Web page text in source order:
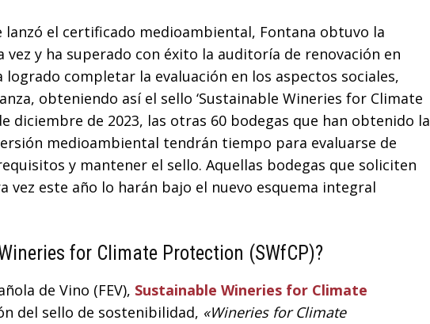
lanzó el certificado medioambiental, Fontana obtuvo la
y ha superado con éxito la auditoría de renovación en
logrado completar la evaluación en los aspectos sociales,
obteniendo así el sello ‘Sustainable Wineries for Climate
diciembre de 2023, las otras 60 bodegas que han obtenido la
medioambiental tendrán tiempo para evaluarse de
y mantener el sello. Aquellas bodegas que soliciten
vez este año lo harán bajo el nuevo esquema integral
for Climate Protection (SWfCP)?
de Vino (FEV), Sustainable Wineries for Climate
del sello de sostenibilidad, «Wineries for Climate